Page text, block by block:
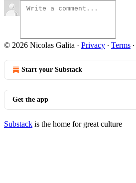
© 2026 Nicolas Galita · Privacy ∙ Terms ∙
Start your Substack
Get the app
Substack is the home for great culture